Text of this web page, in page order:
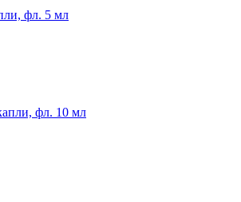
фл. 5 мл
фл. 10 мл